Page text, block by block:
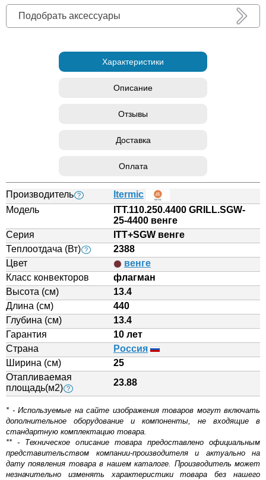
Подобрать аксессуары
Характеристики
Описание
Отзывы
Доставка
Оплата
Производитель ?
Itermic
Модель
ITT.110.250.4400 GRILL.SGW-
25-4400 венге
Серия
ITT+SGW венге
Теплоотдача (Вт) ?
2388
Цвет
венге
Класс конвекторов
флагман
Высота (см)
13.4
Длина (см)
440
Глубина (см)
13.4
Гарантия
10 лет
Страна
Россия
Ширина (см)
25
Отапливаемая
площадь(м2) ?
23.88
* - Используемые на сайте изображения товаров могут включать
дополнительное оборудование и компоненты, не входящие в
стандартную комплектацию товара.
** - Техническое описание товара предоставлено официальным
представительством компании-производителя и актуально на
дату появления товара в нашем каталоге. Производитель может
незначительно изменять характеристики товара без нашего